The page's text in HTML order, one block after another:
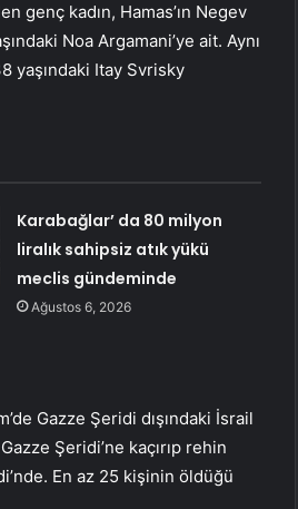
genç kadın, Hamas’ın Negev
Noa Argamani’ye ait. Aynı
yaşındaki Itay Svrisky
Karabağlar’ da 80 milyon
liralık sahipsiz atık yükü
meclis gündeminde
Ağustos 6, 2026
Gazze Şeridi dışındaki İsrail
Şeridi’ne kaçırıp rehin
En az 25 kişinin öldüğü